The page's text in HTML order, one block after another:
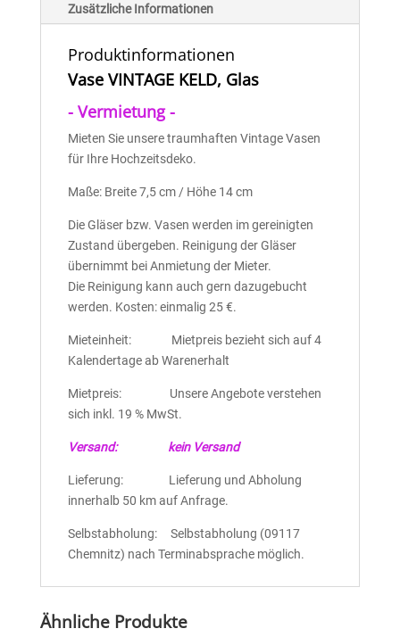
Menge
Zusätzliche Informationen
Produktinformationen
Vase VINTAGE KELD, Glas
- Vermietung -
Mieten Sie unsere traumhaften Vintage Vasen
für Ihre Hochzeitsdeko.
Maße: Breite 7,5 cm / Höhe 14 cm
Die Gläser bzw. Vasen werden im gereinigten
Zustand übergeben. Reinigung der Gläser
übernimmt bei Anmietung der Mieter.
Die Reinigung kann auch gern dazugebucht
werden. Kosten: einmalig 25 €.
Mieteinheit: Mietpreis bezieht sich auf 4
Kalendertage ab Warenerhalt
Mietpreis: Unsere Angebote verstehen
sich inkl. 19 % MwSt.
Versand: kein Versand
Lieferung: Lieferung und Abholung
innerhalb 50 km auf Anfrage.
Selbstabholung: Selbstabholung (09117
Chemnitz) nach Terminabsprache möglich.
Ähnliche Produkte